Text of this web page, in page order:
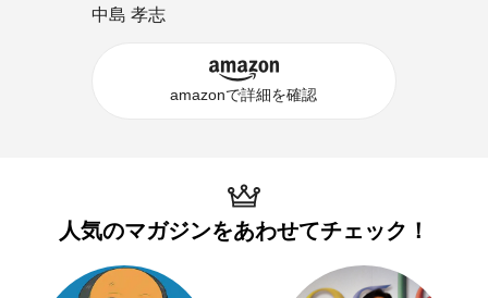
中島 孝志
amazonで詳細を確認
人気のマガジンをあわせてチェック！